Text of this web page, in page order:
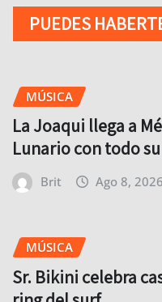
PUEDES
MÚSICA
La Joaqui llega a
Lunario con todo
Brit Ago 8, 2026
MÚSICA
Sr. Bikini celebra